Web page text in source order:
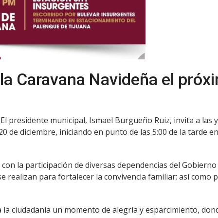
Caravana Navideña el
presidente municipal, Ismael Burgueño Ruiz, invita a
de diciembre, iniciando en punto de las 5:00 de la tarde
la participación de diversas dependencias del
realizan para fortalecer la convivencia familiar; así
ciudadanía un momento de alegría y esparcimiento,